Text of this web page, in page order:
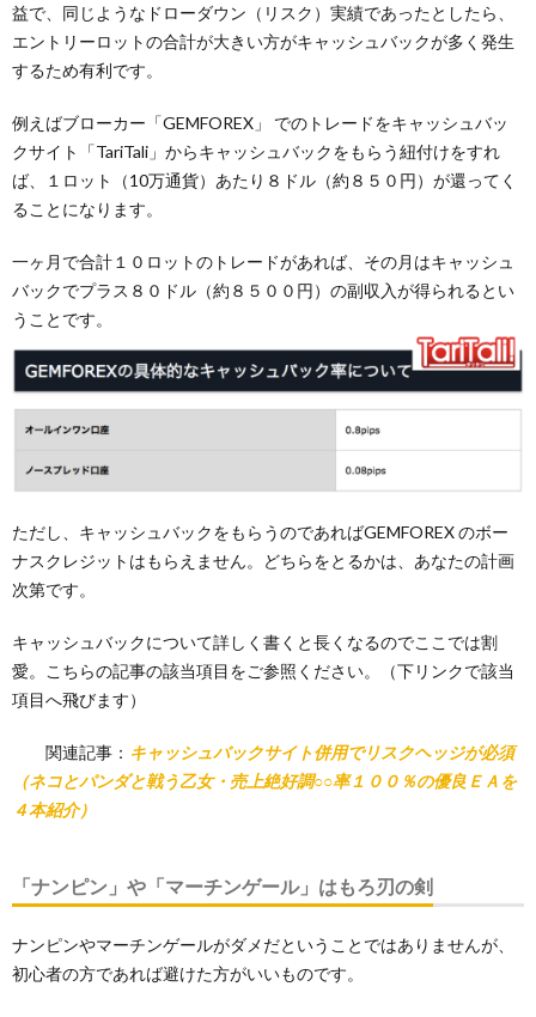
益で、同じようなドローダウン（リスク）実績であったとしたら、
エントリーロットの合計が大きい方がキャッシュバックが多く発生
するため有利です。
例えばブローカー「GEMFOREX」 でのトレードをキャッシュバッ
クサイト「TariTali」からキャッシュバックをもらう紐付けをすれ
ば、１ロット（10万通貨）あたり８ドル（約８５０円）が還ってく
ることになります。
一ヶ月で合計１０ロットのトレードがあれば、その月はキャッシュ
バックでプラス８０ドル（約８５００円）の副収入が得られるとい
うことです。
ただし、キャッシュバックをもらうのであればGEMFOREX のボー
ナスクレジットはもらえません。どちらをとるかは、あなたの計画
次第です。
キャッシュバックについて詳しく書くと長くなるのでここでは割
愛。こちらの記事の該当項目をご参照ください。（下リンクで該当
項目へ飛びます）
関連記事： キャッシュバックサイト併用でリスクヘッジが必須
（ネコとパンダと戦う乙女・売上絶好調○○率１００％の優良ＥＡを
４本紹介）
「ナンピン」や「マーチンゲール」はもろ刃の剣
ナンピンやマーチンゲールがダメだということではありませんが、
初心者の方であれば避けた方がいいものです。